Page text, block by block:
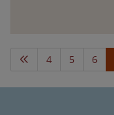
4 5 6